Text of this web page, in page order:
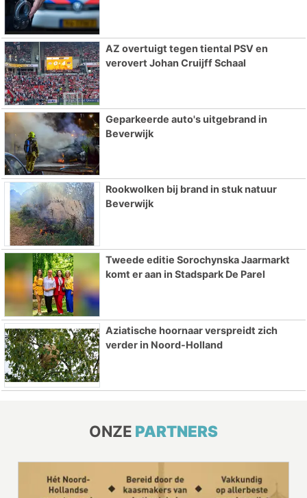
AZ overtuigt tegen tiental PSV en
verovert Johan Cruijff Schaal
Geparkeerde auto's uitgebrand in
Beverwijk
Rookwolken bij brand in stuk natuur
Beverwijk
Tweede editie Sorochynska Jaarmarkt
komt er aan in Stadspark De Parel
Aziatische hoornaar verspreidt zich
verder in Noord-Holland
ONZE PARTNERS